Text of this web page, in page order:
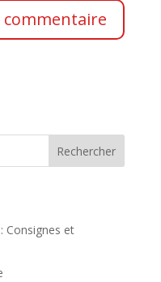
Rechercher
Consignes et